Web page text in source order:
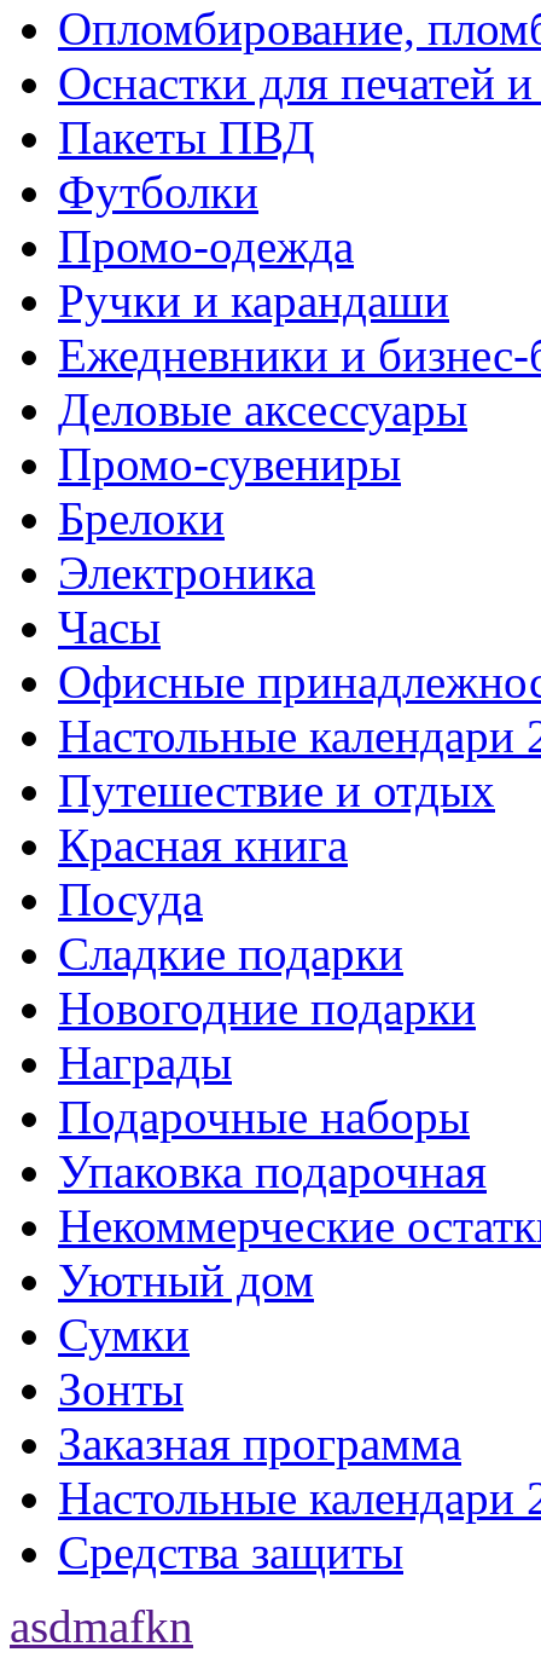
Опломбирование,
Оснастки для печатей
Пакеты ПВД
Футболки
Промо-одежда
Ручки и карандаши
Ежедневники и
Деловые аксессуары
Промо-сувениры
Брелоки
Электроника
Часы
Офисные
Настольные календари
Путешествие и отдых
Красная книга
Посуда
Сладкие подарки
Новогодние подарки
Награды
Подарочные наборы
Упаковка подарочная
Некоммерческие
Уютный дом
Сумки
Зонты
Заказная программа
Настольные календари
Средства защиты
asdmafkn